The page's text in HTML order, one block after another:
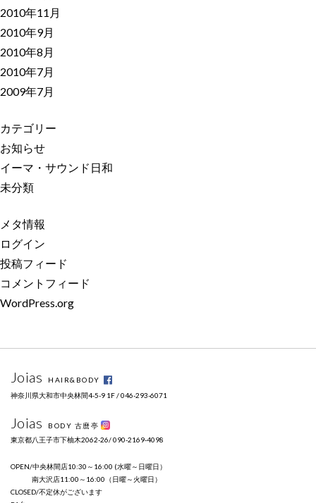
2010年11月
2010年9月
2010年8月
2010年7月
2009年7月
カテゴリー
お知らせ
イーマ・サウンド日和
未分類
メタ情報
ログイン
投稿フィード
コメントフィード
WordPress.org
Joias
HAIR&BODY
神奈川県大和市中央林間4-5-9 1F / 046-293-6071
Joias
BODY 古麿亭
東京都八王子市下柚木2062-26/ 090-2169-4098
OPEN/中央林間店10:30～16:00 (水曜～日曜日）
南大沢店11:00～16:00（日曜～火曜日）
CLOSED/不定休がございます